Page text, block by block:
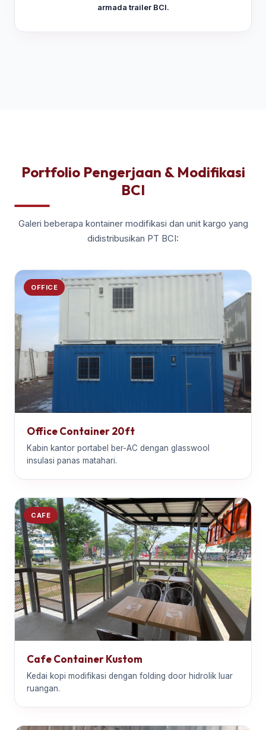
armada trailer BCI.
Portfolio Pengerjaan & Modifikasi
BCI
Galeri beberapa kontainer modifikasi dan unit kargo yang
didistribusikan PT BCI:
OFFICE
Office Container 20ft
Kabin kantor portabel ber-AC dengan glasswool
insulasi panas matahari.
CAFE
Cafe Container Kustom
Kedai kopi modifikasi dengan folding door hidrolik luar
ruangan.